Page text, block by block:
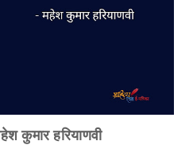
कुमार हरियाणवी